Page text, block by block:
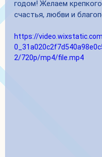
годом! Желаем
счастья, любви и
https://
2/720p/mp4/file.mp4